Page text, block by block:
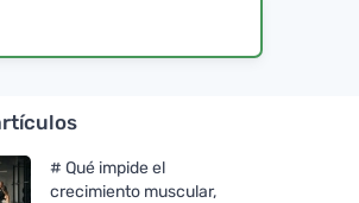
# Qué impide el
crecimiento muscular,